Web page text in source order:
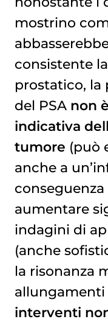
mostrino
consistente la
prostatico, la
del PSA non
indicativa
tumore (può
anche a
aumentare
indagini di
(anche
la risonanza
allungamenti
interventi